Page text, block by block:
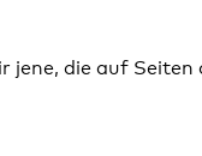
jene, die auf